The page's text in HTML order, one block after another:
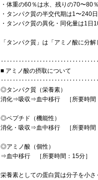
・体重の60％は水、残りの70〜80
・タンパク質の半交代期は1〜240日
・タンパク質の異化・同化量は1日
「タンパク質」は「アミノ酸に分
■ アミノ酸の摂取について
◎タンパク質（栄養素）
消化⇒吸収⇒血中移行 ［所要時間
◎ペプチド（機能性）
消化・吸収⇒血中移行 ［所要時間
◎アミノ酸（個性）
⇒血中移行 ［所要時間：15分］
栄養素としての蛋白質は分子を小